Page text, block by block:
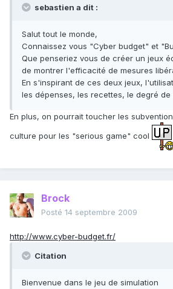
sebastien a dit :
Salut tout le monde,
Connaissez vous "Cyber budget" et
Que penseriez vous de créer un jeux
de montrer l'efficacité de mesures
En s'inspirant de ces deux jeux,
les dépenses, les recettes, le degré
En plus, on pourrait toucher les
culture pour les "serious game" cool
Brock
Posté 14 septembre 2009
http://www.cyber-budget.fr/
Citation
Bienvenue dans le jeu de simulation